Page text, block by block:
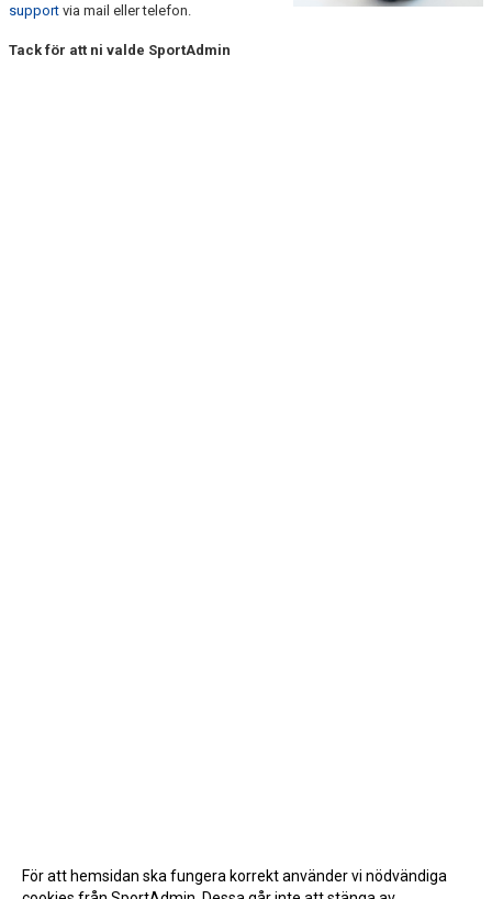
KONTAKT
support via mail eller telefon.
Tack för att ni valde SportAdmin
För att hemsidan ska fungera korrekt använder vi nödvändiga